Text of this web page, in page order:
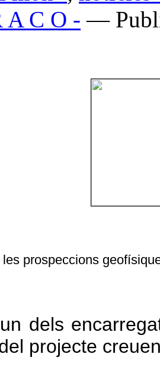
A C O - —
prospeccions
dels
projecte